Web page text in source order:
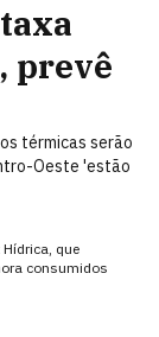
prevê
térmicas serão
Oeste 'estão
que
consumidos